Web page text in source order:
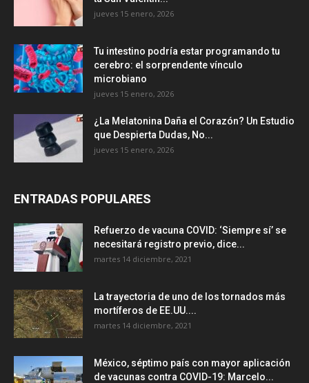
jueves 15 enero, 2026
Tu intestino podría estar programando tu
cerebro: el sorprendente vínculo
microbiano
jueves 15 enero, 2026
¿La Melatonina Daña el Corazón? Un Estudio
que Despierta Dudas, No...
jueves 15 enero, 2026
ENTRADAS POPULARES
Refuerzo de vacuna COVID: ‘Siempre sí’ se
necesitará registro previo, dice...
martes 14 diciembre, 2021
La trayectoria de uno de los tornados más
mortíferos de EE.UU....
martes 14 diciembre, 2021
México, séptimo país con mayor aplicación
de vacunas contra COVID-19: Marcelo...